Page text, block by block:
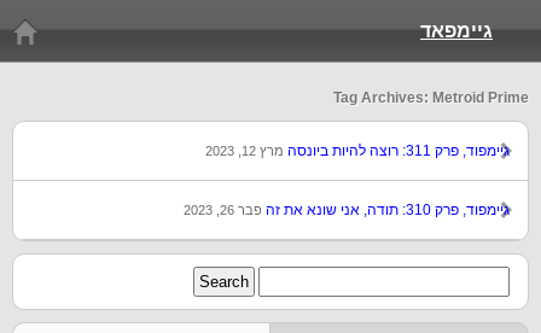
גיימפאד
Tag Archives: Metroid Prime
גיימפוד, פרק 311: רוצה להיות ביונסה מרץ 12, 2023
גיימפוד, פרק 310: תודה, אני שונא את זה פבר 26, 2023